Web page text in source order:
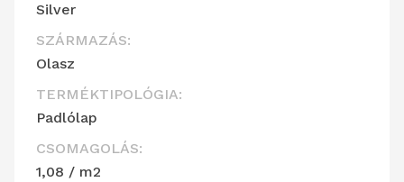
Silver
SZÁRMAZÁS:
Olasz
TERMÉKTIPOLÓGIA:
Padlólap
CSOMAGOLÁS:
1,08 / m2